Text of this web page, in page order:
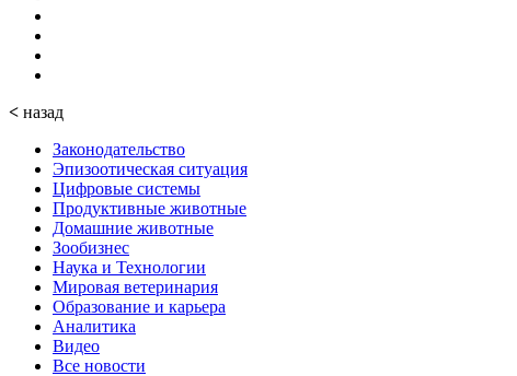
< назад
Законодательство
Эпизоотическая ситуация
Цифровые системы
Продуктивные животные
Домашние животные
Зообизнес
Наука и Технологии
Мировая ветеринария
Образование и карьера
Аналитика
Видео
Все новости